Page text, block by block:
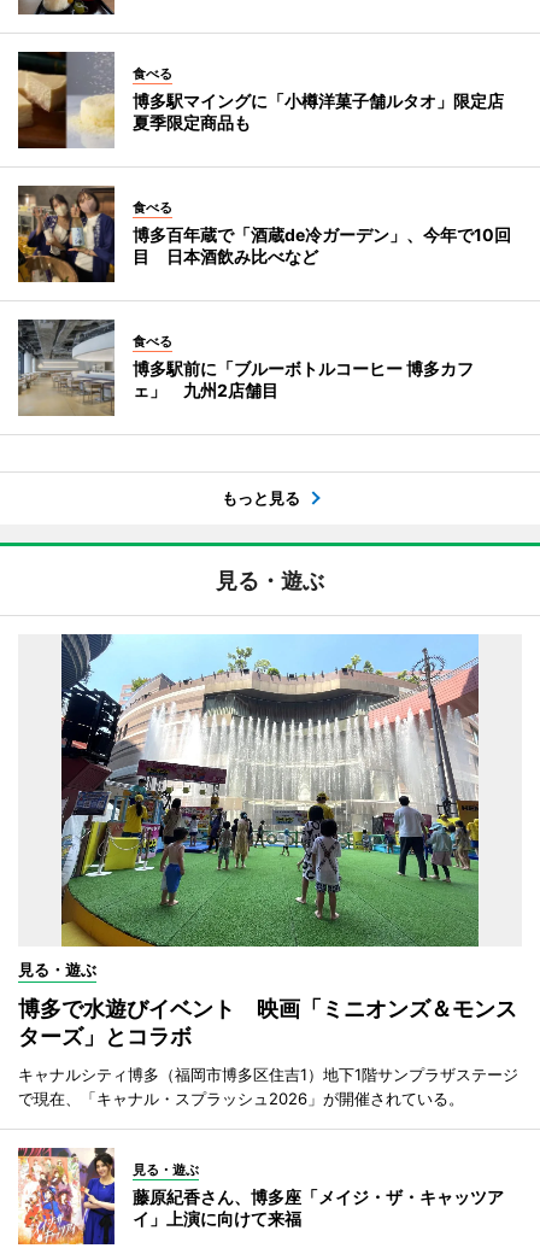
食べる
博多駅マイングに「小樽洋菓子舗ルタオ」限定店
夏季限定商品も
食べる
博多百年蔵で「酒蔵de冷ガーデン」、今年で10回
目 日本酒飲み比べなど
食べる
博多駅前に「ブルーボトルコーヒー 博多カフ
ェ」 九州2店舗目
もっと見る
見る・遊ぶ
見る・遊ぶ
博多で水遊びイベント 映画「ミニオンズ＆モンス
ターズ」とコラボ
キャナルシティ博多（福岡市博多区住吉1）地下1階サンプラザステージ
で現在、「キャナル・スプラッシュ2026」が開催されている。
見る・遊ぶ
藤原紀香さん、博多座「メイジ・ザ・キャッツア
イ」上演に向けて来福